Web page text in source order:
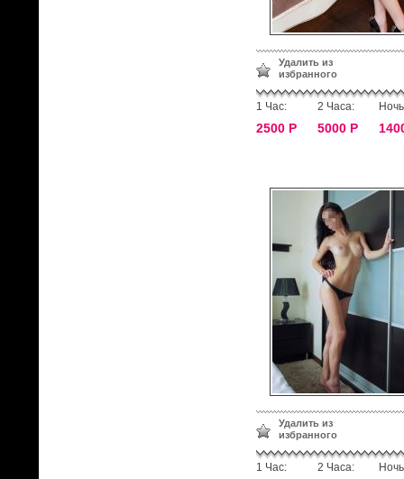
Удалить из
избранного
1 Час:
2500 Р
2 Часа:
5000 Р
Удалить из
избранного
1 Час: 2 Часа: